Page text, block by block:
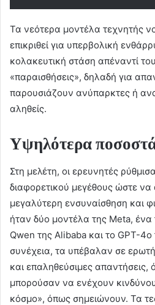
Τα νεότερα μοντέλα τεχνητής
επικριθεί για υπερβολική
κολακευτική στάση απέναντί
«παραισθήσεις», δηλαδή για
παρουσιάζουν ανύπαρκτες ή
αληθείς.
Υψηλότερα
Στη μελέτη, οι ερευνητές
διαφορετικού μεγέθους ώστε
μεγαλύτερη ενσυναίσθηση και
ήταν δύο μοντέλα της Meta, ένα
Qwen της Alibaba και το GPT-4o
συνέχεια, τα υπέβαλαν σε
και επαληθεύσιμες απαντήσεις,
μπορούσαν να ενέχουν
κόσμο», όπως σημειώνουν. Τα